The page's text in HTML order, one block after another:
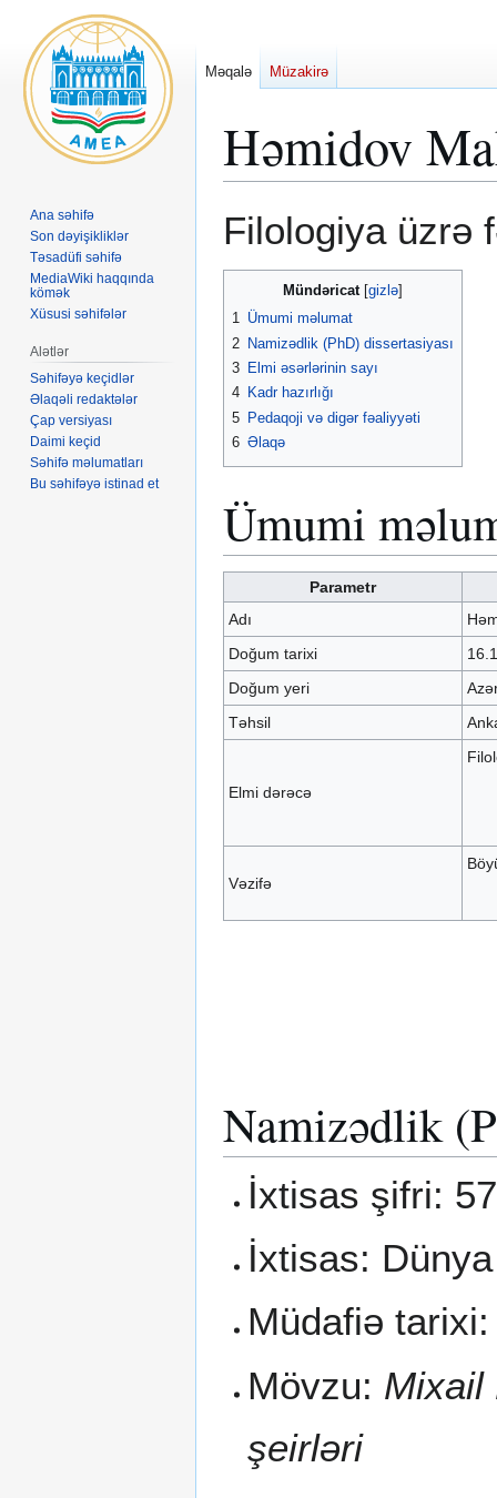
Həmidov
keç
keç
Filologiya üzrə
Mündəricat
1 Ümumi məlumat
2 Namizədlik (PhD) dissertasiyası
3 Elmi əsərlərinin sayı
4 Kadr hazırlığı
5 Pedaqoji və digər fəaliyyəti
6 Əlaqə
Ümumi
Parametr
Adı
Doğum tarixi
Doğum yeri
Təhsil
Elmi dərəcə
Vəzifə
Namizədlik
İxtisas şifri:
İxtisas:
Müdafiə tarixi:
Mövzu: Mixail
şeirləri
Məqalə Müzakirə
Ana səhifə
Son dəyişikliklər
Təsadüfi səhifə
MediaWiki haqqında
kömək
Xüsusi səhifələr
Alətlər
Səhifəyə keçidlər
Əlaqəli redaktələr
Çap versiyası
Daimi keçid
Səhifə məlumatları
Bu səhifəyə istinad et